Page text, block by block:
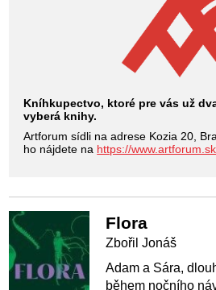
Kníhkupectvo, ktoré pre vás už
vyberá knihy.
Artforum sídli na adrese Kozia 20,
ho nájdete na https://www.artforum.sk
Flora
Zbořil Jonáš
Adam a Sára,
během nočního